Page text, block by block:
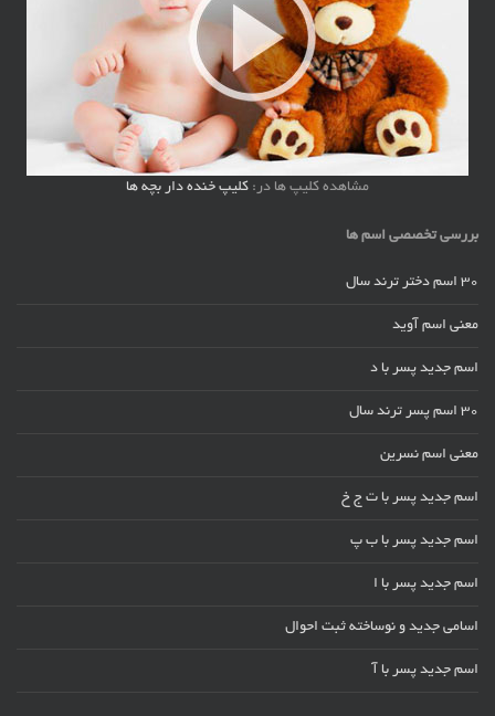
مشاهده کلیپ ها در: کلیپ خنده دار بچه ها
بررسی تخصصی اسم ها
30 اسم دختر ترند سال
معنی اسم آوید
اسم جدید پسر با د
30 اسم پسر ترند سال
معنی اسم نسرین
اسم جدید پسر با ت ج خ
اسم جدید پسر با ب پ
اسم جدید پسر با ا
اسامی جدید و نوساخته ثبت احوال
اسم جدید پسر با آ